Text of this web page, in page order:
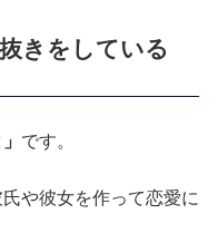
きをしている
です。
や彼女を作って恋愛に